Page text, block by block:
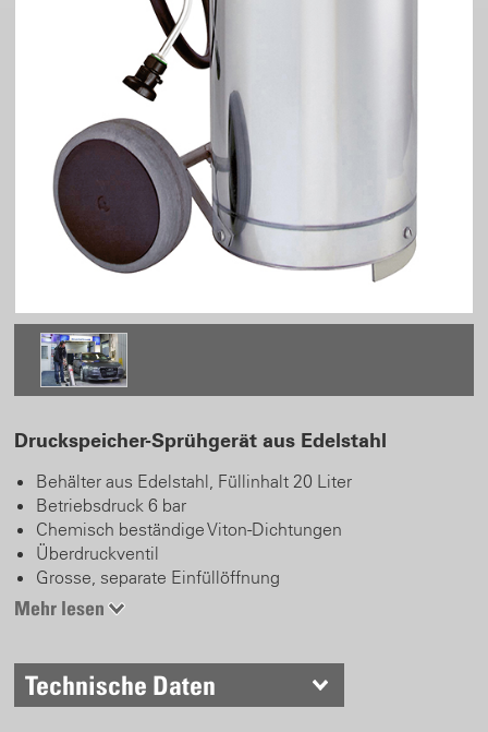
Druckspeicher-Sprühgerät aus Edelstahl
Behälter aus Edelstahl, Füllinhalt 20 Liter
Betriebsdruck 6 bar
Chemisch beständige Viton-Dichtungen
Überdruckventil
Grosse, separate Einfüllöffnung
Schlauchanschluss am Behälterkopf
Handventil mit integriertem Filtersieb
Massives Handventil aus Kunststoff/Edelstahl
Mehr lesen
Technische Daten